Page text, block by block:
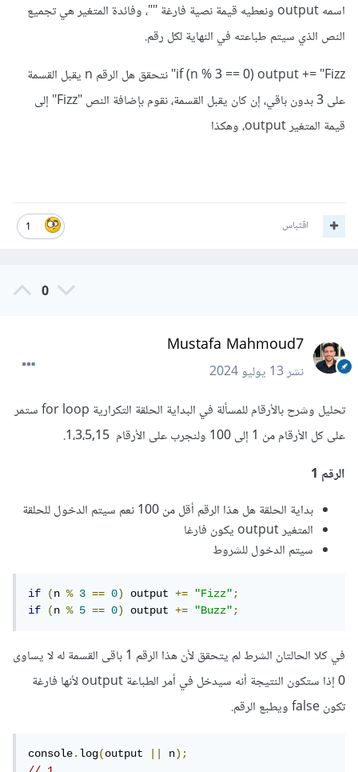
اسمه output ونعطيه قيمة نصية فارغة ""، وفائدة المتغير هي تجميع
النص الذي سيتم طباعته في النهاية لكل رقم.
if (n % 3 == 0) output += "Fizz" نتحقق هل الرقم n يقبل القسمة
على 3 بدون باقي، إن كان يقبل القسمة، نقوم بإضافة النص "Fizz" إلى
قيمة المتغير output، وهكذا
1 اقتباس
0
Mustafa Mahmoud7
نشر13 يوليو 2024
تحليل وشرح بالأرقام للمسألة في البداية الحلقة التكرارية for loop ستمر
على كل الأرقام من 1 إلى 100 ولنجرب على الأرقام 1،3،5,15.
الرقم 1
بداية الحلقة هل هذا الرقم أقل من 100 نعم سيتم الدخول للحلقة
المتغير output يكون فارغا
سيتم الدخول للشروط
if (n % 3 == 0) output += "Fizz";
if
(n % 5 == 0) output += "Buzz";
في كلا الحالتان الشرط لم يتحقق لأن هذا الرقم 1 باقى القسمة له لا يساوى
0 إذا ستكون النتيجة أنه سيدخل في أمر الطباعة output لأنها فارغة
تكون false ويطبع الرقم.
console.log(output n);